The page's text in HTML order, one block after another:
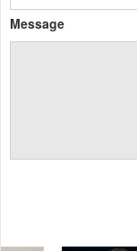
Message